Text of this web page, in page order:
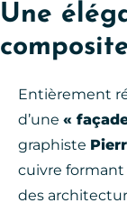
Une
Entièrement
d’une «
graphiste
cuivre formant
des